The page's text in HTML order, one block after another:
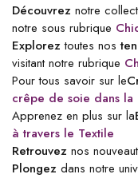
Découvrez notre
notre sous rubrique
Explorez toutes nos
visitant notre rubrique
Pour tous savoir sur le
crêpe de soie dans la
Apprenez en plus sur la
à travers le Textile
Retrouvez nos
Plongez dans notre